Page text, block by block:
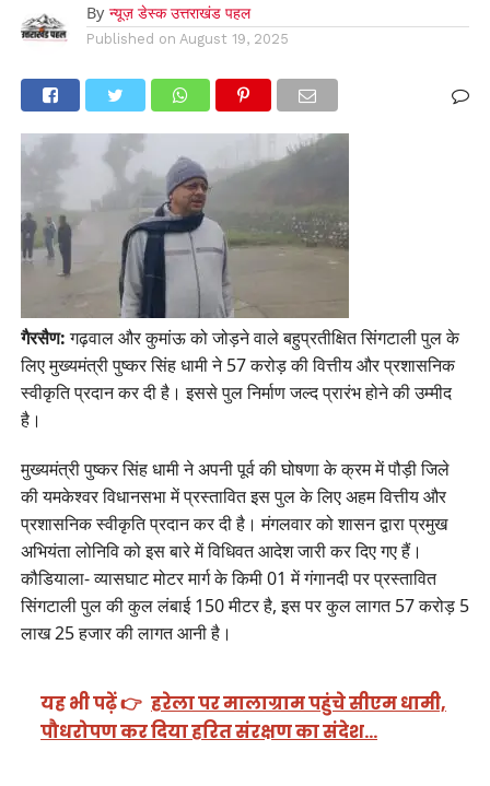
By न्यूज़ डेस्क उत्तराखंड पहल
Published on August 19, 2025
गैरसैण:गढ़वाल और कुमांऊ को जोड़ने वाले बहुप्रतीक्षित सिंगटाली पुल के
लिए मुख्यमंत्री पुष्कर सिंह धामी ने 57 करोड़ की वित्तीय और प्रशासनिक
स्वीकृति प्रदान कर दी है। इससे पुल निर्माण जल्द प्रारंभ होने की उम्मीद
है।
मुख्यमंत्री पुष्कर सिंह धामी ने अपनी पूर्व की घोषणा के क्रम में पौड़ी जिले
की यमकेश्वर विधानसभा में प्रस्तावित इस पुल के लिए अहम वित्तीय और
प्रशासनिक स्वीकृति प्रदान कर दी है। मंगलवार को शासन द्वारा प्रमुख
अभियंता लोनिवि को इस बारे में विधिवत आदेश जारी कर दिए गए हैं।
कौडियाला- व्यासघाट मोटर मार्ग के किमी 01 में गंगानदी पर प्रस्तावित
सिंगटाली पुल की कुल लंबाई 150 मीटर है, इस पर कुल लागत 57 करोड़ 5
लाख 25 हजार की लागत आनी है।
यह भी पढ़ें 👉 हरेला पर मालाग्राम पहुंचे सीएम धामी,
पौधरोपण कर दिया हरित संरक्षण का संदेश…